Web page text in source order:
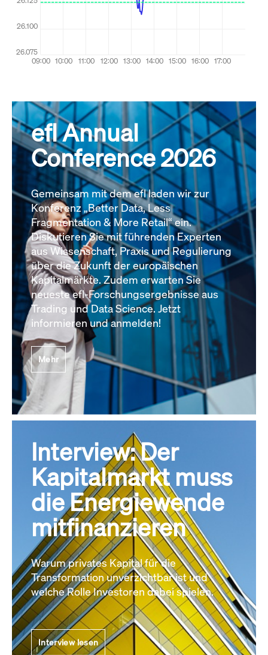
efl Annual
Conference 2026
Gemeinsam mit dem efl laden wir zur
Konferenz „Better Data, Less
Fragmentation & More Retail“ ein.
Diskutieren Sie mit führenden Experten
aus Wissenschaft, Praxis und Regulierung
über die Zukunft der europäischen
Kapitalmärkte. Zudem erwarten Sie
neueste efl-Forschungsergebnisse aus
Trading und Data Science. Jetzt
informieren und anmelden!
Mehr
Interview: Der
Kapitalmarkt muss
die Energiewende
mitfinanzieren
Warum privates Kapital für die
Transformation unverzichtbar ist und
welche Rolle Investoren dabei spielen.
Interview lesen